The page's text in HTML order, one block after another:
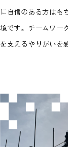
に自信のある方はも
境です。チームワー
を支えるやりがいを